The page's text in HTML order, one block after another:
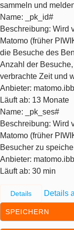
sammeln und
Name: _pk_id#
Beschreibung: Wird
Matomo (früher
die Besuche des
Anzahl der
verbrachte Zeit und
Anbieter:
Läuft ab: 13 Monate
Name: _pk_ses#
Beschreibung: Wird
Matomo (früher
Besucher zu
Anbieter:
Läuft ab: 30 min
Details Details
SPEICHERN